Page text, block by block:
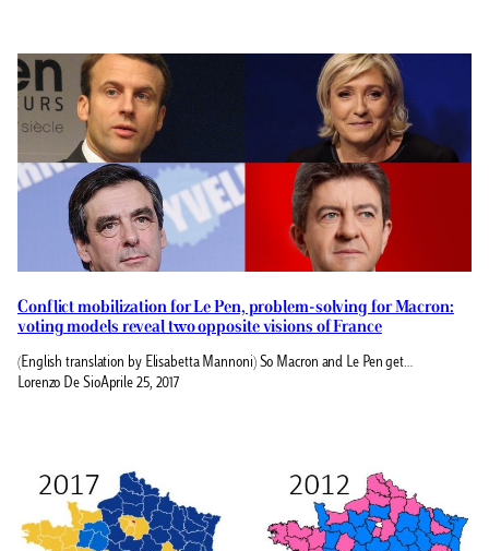
Conflict mobilization for Le Pen, problem-solving for Macron:
voting models reveal two opposite visions of France
(English translation by Elisabetta Mannoni) So Macron and Le Pen get…
Lorenzo De SioAprile 25, 2017